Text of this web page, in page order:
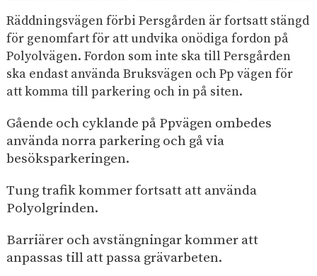
Räddningsvägen förbi Persgården är fortsatt stängd
för genomfart för att undvika onödiga fordon på
Polyolvägen. Fordon som inte ska till Persgården
ska endast använda Bruksvägen och Pp vägen för
att komma till parkering och in på siten.
Gående och cyklande på Ppvägen ombedes
använda norra parkering och gå via
besöksparkeringen.
Tung trafik kommer fortsatt att använda
Polyolgrinden.
Barriärer och avstängningar kommer att
anpassas till att passa grävarbeten.